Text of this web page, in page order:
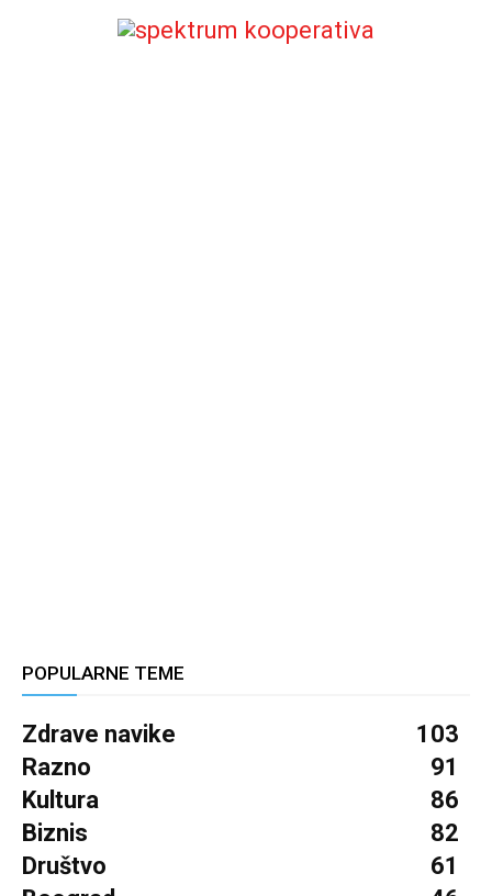
POPULARNE TEME
Zdrave navike
103
Razno
91
Kultura
86
Biznis
82
Društvo
61